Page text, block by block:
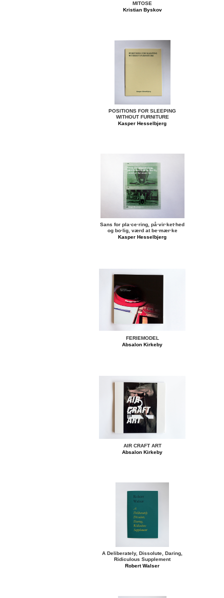
MITOSE
Kristian Byskov
POSITIONS FOR SLEEPING
WITHOUT FURNITURE
Kasper Hesselbjerg
Sans for pla·ce·ring, på·vir·ket·hed
og bo·lig, værd at be·mær·ke
Kasper Hesselbjerg
FERIEMODEL
Absalon Kirkeby
AIR CRAFT ART
Absalon Kirkeby
A Deliberately, Dissolute, Daring,
Ridiculous Supplement
Robert Walser